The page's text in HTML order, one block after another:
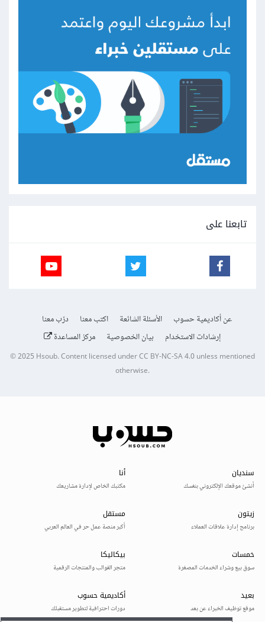
تابعنا على
عن أكاديمية حسوب الأسئلة الشائعة اكتب معنا
درّب معنا
إرشادات الاستخدام
بيان الخصوصية مركز المساعدة
© 2025Hsoub.Content licensed underCC BY-NC-SA 4.0unless mentioned
otherwise.